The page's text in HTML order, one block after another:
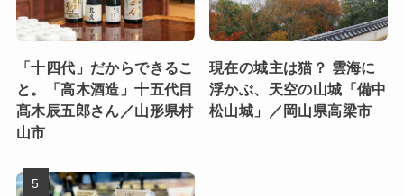
「十四代」だからできるこ
と。「高木酒造」十五代目
髙木辰五郎さん／山形県村
山市
現在の城主は猫？ 雲海に
浮かぶ、天空の山城「備中
松山城」／岡山県高梁市